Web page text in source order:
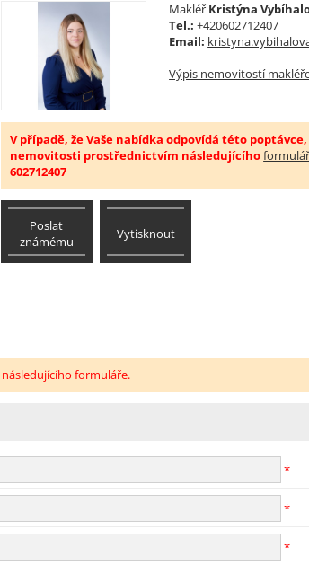
Makléř Kristýna
Tel.: +420602712407
Email:
Výpis nemovitostí
V případě, že Vaše nabídka odpovídá této
nemovitosti prostřednictvím následujícího
602712407
Poslat
známému
Vytisknout
formuláře.
*
*
*